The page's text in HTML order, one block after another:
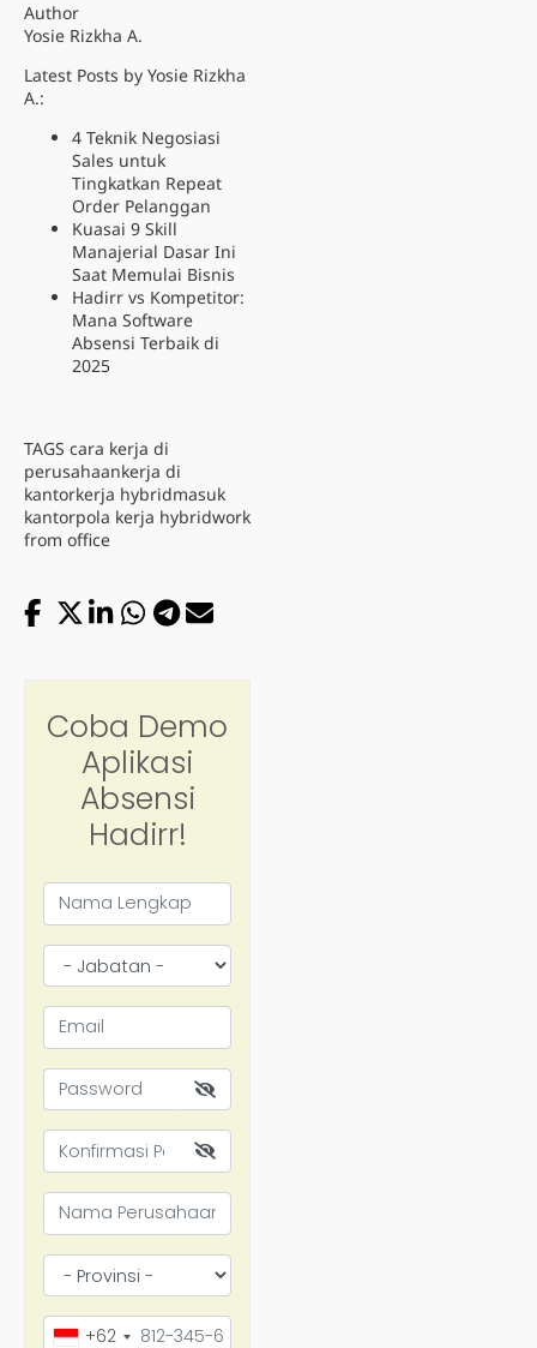
Author
Yosie Rizkha A.
Latest Posts by Yosie Rizkha
A.:
4 Teknik Negosiasi
Sales untuk
Tingkatkan Repeat
Order Pelanggan
Kuasai 9 Skill
Manajerial Dasar Ini
Saat Memulai Bisnis
Hadirr vs Kompetitor:
Mana Software
Absensi Terbaik di
2025
TAGS cara kerja di
perusahaankerja di
kantorkerja hybridmasuk
kantorpola kerja hybridwork
from office